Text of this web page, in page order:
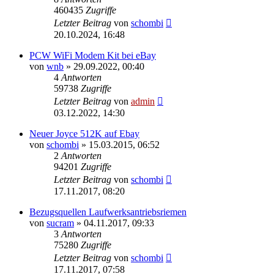
460435 Zugriffe
Letzter Beitrag von schombi
20.10.2024, 16:48
PCW WiFi Modem Kit bei eBay
von wnb » 29.09.2022, 00:40
4 Antworten
59738 Zugriffe
Letzter Beitrag von admin
03.12.2022, 14:30
Neuer Joyce 512K auf Ebay
von schombi » 15.03.2015, 06:52
2 Antworten
94201 Zugriffe
Letzter Beitrag von schombi
17.11.2017, 08:20
Bezugsquellen Laufwerksantriebsriemen
von sucram » 04.11.2017, 09:33
3 Antworten
75280 Zugriffe
Letzter Beitrag von schombi
17.11.2017, 07:58